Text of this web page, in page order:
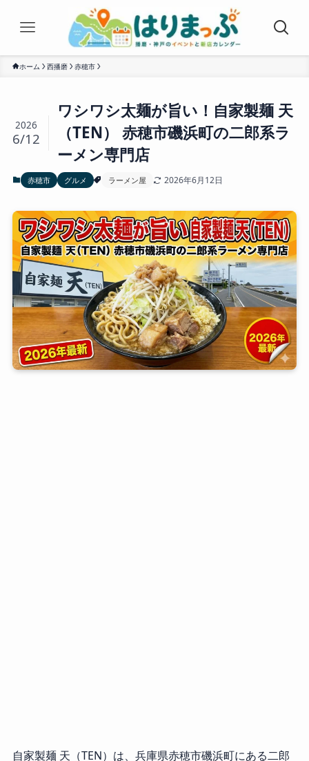
ホーム 西播磨 赤穂市
ワシワシ太麺が旨い！自家製麺 天
（TEN） 赤穂市磯浜町の二郎系ラ
ーメン専門店
2026
6/12
赤穂市 グルメ ラーメン屋 2026年6月12日
自家製麺 天（TEN）は、兵庫県赤穂市磯浜町にある二郎